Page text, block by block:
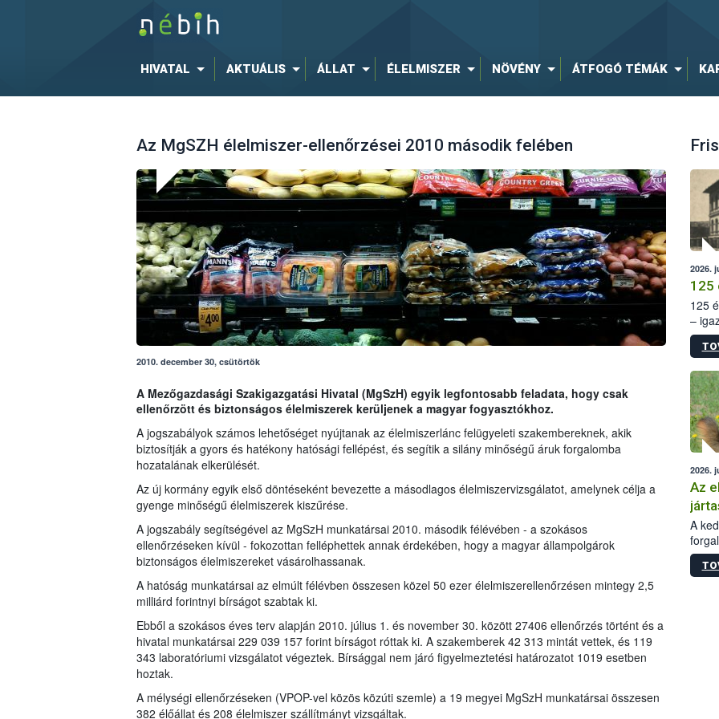
HIVATAL AKTUÁLIS ÁLLAT ÉLELMISZER NÖVÉNY ÁTFOGÓ TÉMÁK
Az MgSZH élelmiszer-ellenőrzései 2010 második felében
2010. december 30, csütörtök
A Mezőgazdasági Szakigazgatási Hivatal (MgSzH) egyik legfontosabb feladata, hogy csak
ellenőrzött és biztonságos élelmiszerek kerüljenek a magyar fogyasztókhoz.
A jogszabályok számos lehetőséget nyújtanak az élelmiszerlánc felügyeleti szakembereknek, akik
biztosítják a gyors és hatékony hatósági fellépést, és segítik a silány minőségű áruk forgalomba
hozatalának elkerülését.
Az új kormány egyik első döntéseként bevezette a másodlagos élelmiszervizsgálatot, amelynek célja a
gyenge minőségű élelmiszerek kiszűrése.
A jogszabály segítségével az MgSzH munkatársai 2010. második félévében - a szokásos
ellenőrzéseken kívül - fokozottan felléphettek annak érdekében, hogy a magyar állampolgárok
biztonságos élelmiszereket vásárolhassanak.
A hatóság munkatársai az elmúlt félévben összesen közel 50 ezer élelmiszerellenőrzésen mintegy 2,5
milliárd forintnyi bírságot szabtak ki.
Ebből a szokásos éves terv alapján 2010. július 1. és november 30. között 27406 ellenőrzés történt és a
hivatal munkatársai 229 039 157 forint bírságot róttak ki. A szakemberek 42 313 mintát vettek, és 119
343 laboratóriumi vizsgálatot végeztek. Bírsággal nem járó figyelmeztetési határozatot 1019 esetben
hoztak.
A mélységi ellenőrzéseken (VPOP-vel közös közúti szemle) a 19 megyei MgSzH munkatársai összesen
382 élőállat és 208 élelmiszer szállítmányt vizsgáltak.
2026.
125
125
–
15.
2026.
Az
A